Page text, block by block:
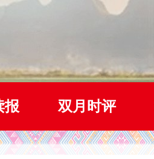
报 双月时评